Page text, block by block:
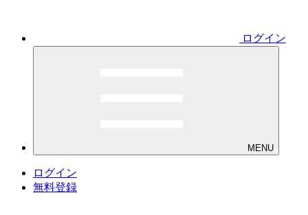
ログイン
MENU
ログイン
無料登録